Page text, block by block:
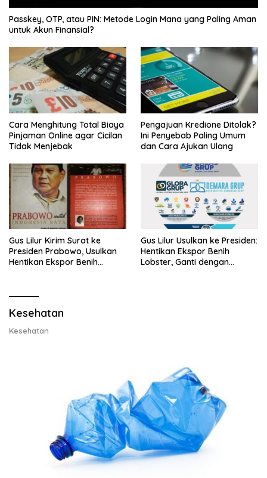
Passkey, OTP, atau PIN: Metode Login Mana yang Paling Aman
untuk Akun Finansial?
Cara Menghitung Total Biaya
Pinjaman Online agar Cicilan
Tidak Menjebak
Pengajuan Kredione Ditolak?
Ini Penyebab Paling Umum
dan Cara Ajukan Ulang
Gus Lilur Kirim Surat ke
Presiden Prabowo, Usulkan
Hentikan Ekspor Benih
Gus Lilur Usulkan ke Presiden:
Hentikan Ekspor Benih
Lobster, Ganti dengan
Kesehatan
Kesehatan